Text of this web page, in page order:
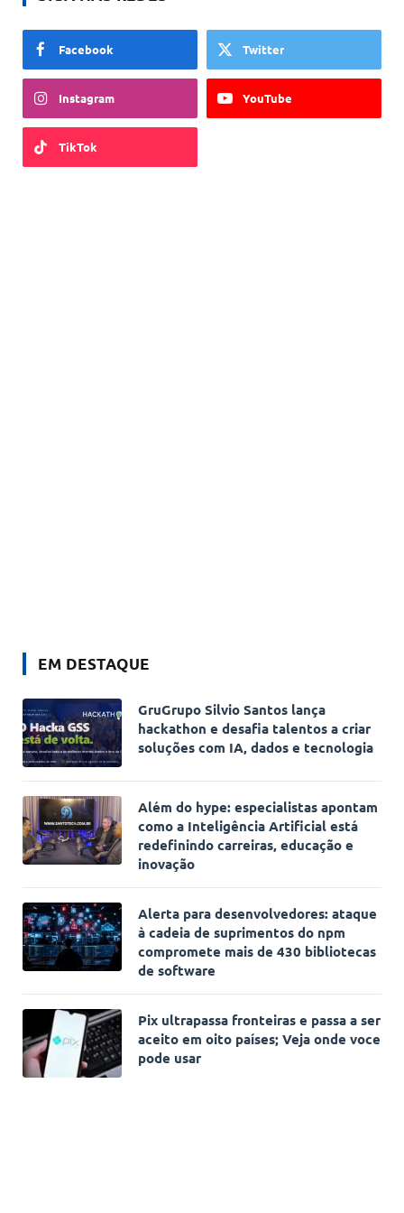
Facebook Twitter
Instagram YouTube
TikTok
EM DESTAQUE
GruGrupo Silvio Santos lança
hackathon e desafia talentos a criar
soluções com IA, dados e tecnologia
Além do hype: especialistas apontam
como a Inteligência Artificial está
redefinindo carreiras, educação e
inovação
Alerta para desenvolvedores: ataque
à cadeia de suprimentos do npm
compromete mais de 430 bibliotecas
de software
Pix ultrapassa fronteiras e passa a ser
aceito em oito países; Veja onde voce
pode usar